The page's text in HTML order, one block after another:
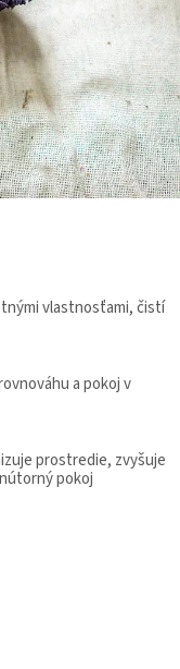
vlastnosťami, čistí
a pokoj v
prostredie, zvyšuje
pokoj